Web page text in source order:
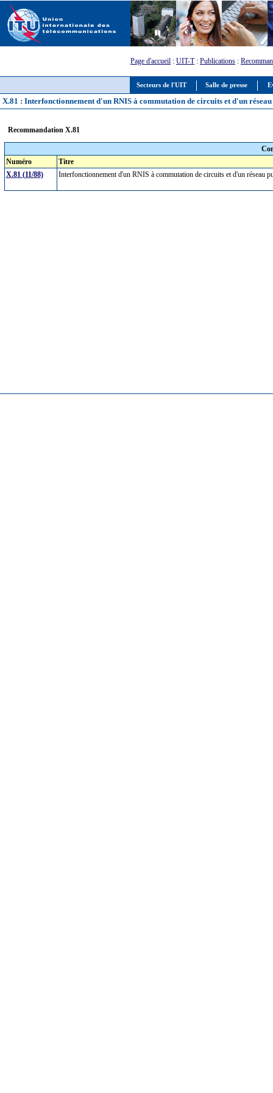
Secteurs de l'UIT Salle de presse
Page d'accueil : UIT-T: Publications :
X.81 : Interfonctionnement d'un RNIS à commutation de circuits et d'un
Recommandation X.81
Numéro
Titre
X.81 (11/88)
Interfonctionnement d'un RNIS à commutation de circuits et d'un réseau